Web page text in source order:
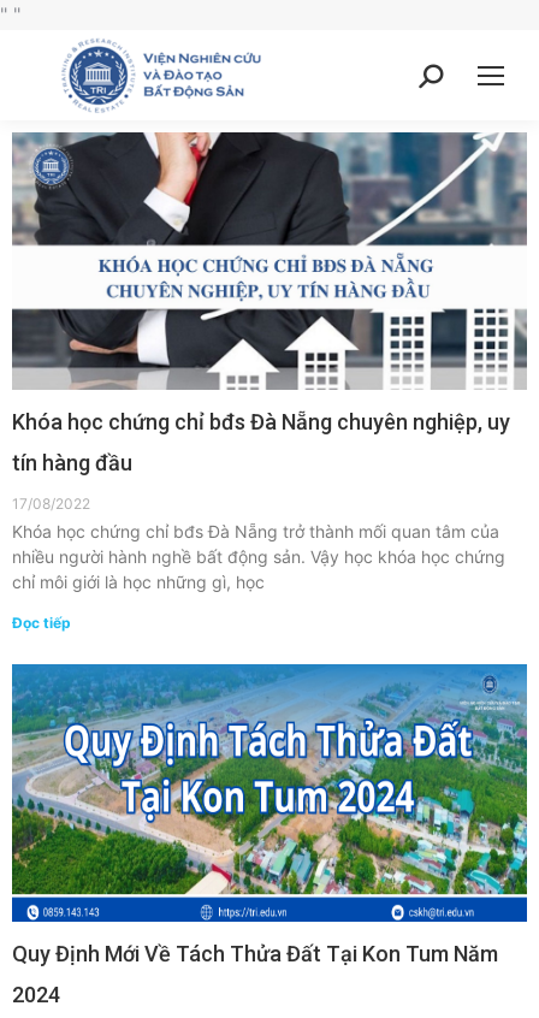
" "
Khóa học chứng chỉ bđs Đà Nẵng chuyên nghiệp, uy
tín hàng đầu
17/08/2022
Khóa học chứng chỉ bđs Đà Nẵng trở thành mối quan tâm của
nhiều người hành nghề bất động sản. Vậy học khóa học chứng
chỉ môi giới là học những gì, học
Đọc tiếp
Quy Định Mới Về Tách Thửa Đất Tại Kon Tum Năm
2024